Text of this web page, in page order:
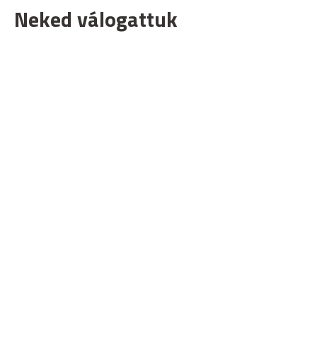
Neked válogattuk